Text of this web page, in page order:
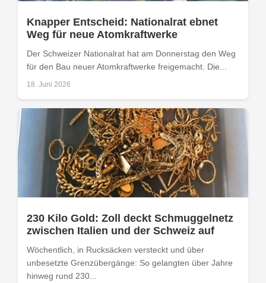
Knapper Entscheid: Nationalrat ebnet
Weg für neue Atomkraftwerke
Der Schweizer Nationalrat hat am Donnerstag den Weg
für den Bau neuer Atomkraftwerke freigemacht. Die...
18. Juni 2026
230 Kilo Gold: Zoll deckt Schmuggelnetz
zwischen Italien und der Schweiz auf
Wöchentlich, in Rucksäcken versteckt und über
unbesetzte Grenzübergänge: So gelangten über Jahre
hinweg rund 230...